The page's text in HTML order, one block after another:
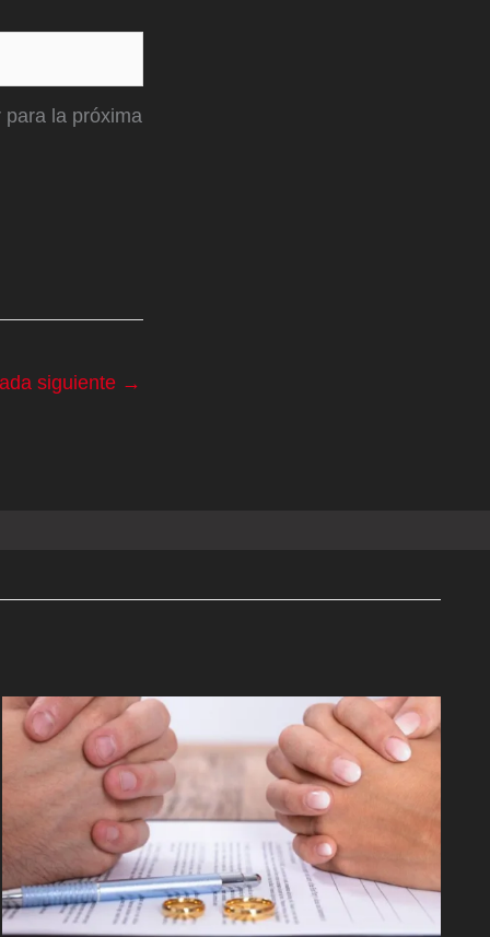
para la próxima
siguiente →